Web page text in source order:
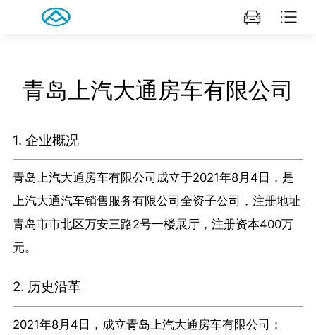
青岛上汽大通房车有限公司
1. 企业概况
青岛上汽大通房车有限公司成立于2021年8月4日，是
上汽大通汽车销售服务有限公司全资子公司，注册地址
青岛市市北区万安三路2号一楼展厅，注册资本400万
元。
2. 历史沿革
2021年8月4日，成立青岛上汽大通房车有限公司；